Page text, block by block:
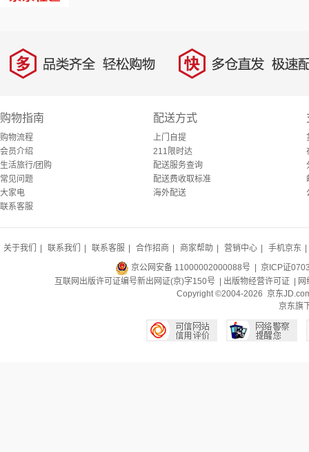
多 品类齐全，轻松购物 快 多仓直发，极速配
购物指南
购物流程
会员介绍
生活旅行/团购
常见问题
大家电
联系客服
配送方式
上门自提
211限时达
配送服务查询
配送费收取标准
海外配送
关于我们 联系我们 联系客服 合作招商 商家帮助 营销中心 手机京东
京公网安备 11000002000088号 | 京ICP证
互联网出版许可证编号新出网证(京)字150号 | 出版物经营许可证
Copyright ©2004-2026 京东
京东旗